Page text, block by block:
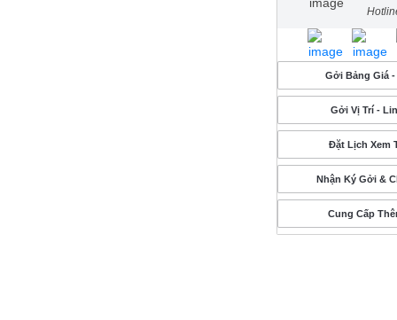
Gởi Bảng Giá
Gởi Vị Trí -
Đặt Lịch Xem
Nhận Ký Gởi &
Cung Cấp